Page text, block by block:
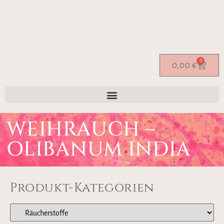
0,00 € 0
WEIHRAUCH –
OLIBANUM INDIA
Produkt-Kategorien